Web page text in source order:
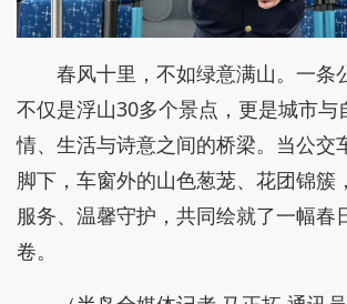
春风十里，不如绿意满山。一条
不仅是浮山30多个景点，更是城市与
情、生活与诗意之间的桥梁。当公交
脚下，车窗外的山色葱茏、花团锦簇
服务、温馨守护，共同绘就了一幅春
卷。